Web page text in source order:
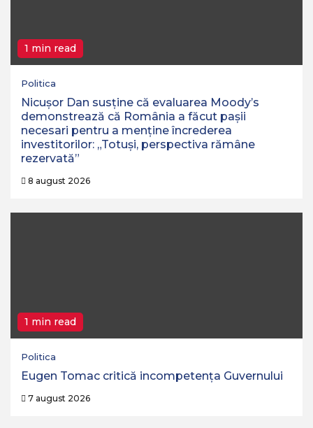
1 min read
Politica
Nicușor Dan susține că evaluarea Moody’s
demonstrează că România a făcut pașii
necesari pentru a menține încrederea
investitorilor: „Totuși, perspectiva rămâne
rezervată”
8 august 2026
1 min read
Politica
Eugen Tomac critică incompetența Guvernului
7 august 2026